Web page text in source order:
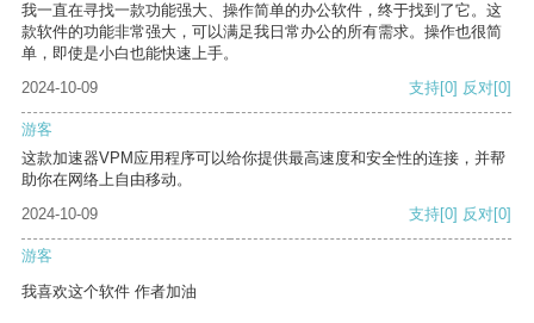
我一直在寻找一款功能强大、操作简单的办公软件，终于找到了它。这
款软件的功能非常强大，可以满足我日常办公的所有需求。操作也很简
单，即使是小白也能快速上手。
2024-10-09
支持[0] 反对[0]
游客
这款加速器VPM应用程序可以给你提供最高速度和安全性的连接，并帮
助你在网络上自由移动。
2024-10-09
支持[0] 反对[0]
游客
我喜欢这个软件 作者加油